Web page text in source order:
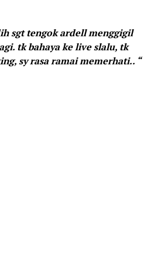
sgt tengok ardell menggigil
tk bahaya ke live slalu, tk
sy rasa ramai memerhati.. “